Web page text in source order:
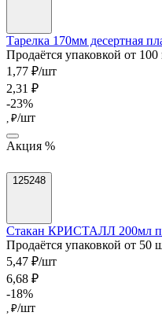
Тарелка 170мм десертная
Продаётся упаковкой от 100
1,77 ₽/шт
2,31 ₽
-23%
, ₽/шт
Акция %
125248
Стакан КРИСТАЛЛ 200мл
Продаётся упаковкой от 50
5,47 ₽/шт
6,68 ₽
-18%
, ₽/шт